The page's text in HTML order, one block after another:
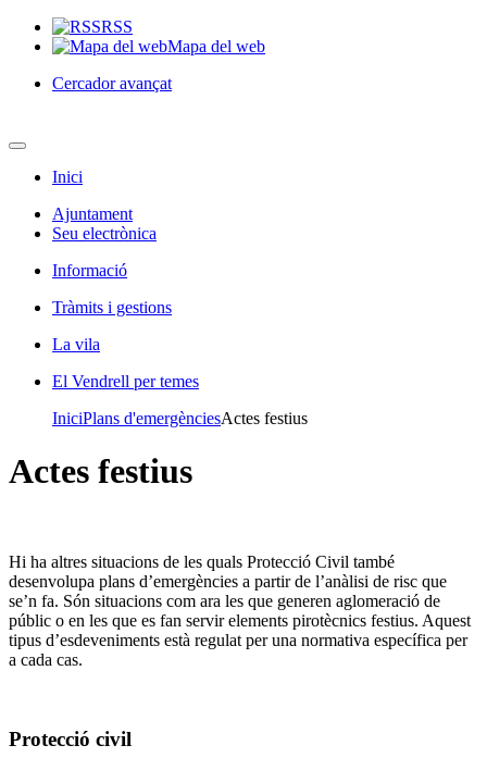
RSS
Mapa del web
Cercador avançat
Inici
Ajuntament
Seu electrònica
Informació
Tràmits i gestions
La vila
El Vendrell per temes
IniciPlans d'emergènciesActes festius
Actes festius
Hi ha altres situacions de les quals Protecció Civil també
desenvolupa plans d’emergències a partir de l’anàlisi de risc que
se’n fa. Són situacions com ara les que generen aglomeració de
públic o en les que es fan servir elements pirotècnics festius. Aquest
tipus d’esdeveniments està regulat per una normativa específica per
a cada cas.
Protecció civil